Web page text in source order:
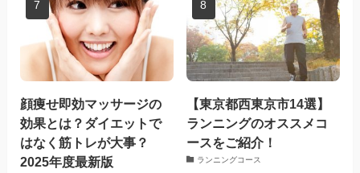
顔痩せ即効マッサージの
効果とは？ダイエットで
はなく筋トレが大事？
2025年度最新版
【東京都西東京市14選】
ランニングのオススメコ
ースをご紹介！
ランニングコース